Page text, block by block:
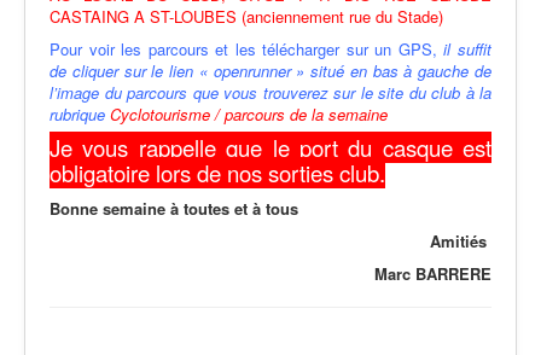
CASTAING A ST-LOUBES (anciennement rue du Stade)
Pour voir les parcours et les télécharger sur un GPS,il suffit
de cliquer sur le lien « openrunner » situé en bas à gauche de
l’image du parcours que vous trouverez sur le site du club à la
rubrique Cyclotourisme / parcours de la semaine
Je vous rappelle que le port du casque est
obligatoire lors de nos sorties club.
Bonne semaine à toutes et à tous
Amitiés
Marc BARRERE